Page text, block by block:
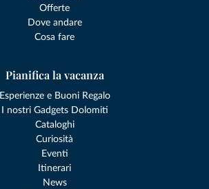
Offerte
Dove andare
Cosa fare
Pianifica la vacanza
Esperienze e Buoni Regalo
I nostri Gadgets Dolomiti
Cataloghi
Curiosità
Eventi
Itinerari
News